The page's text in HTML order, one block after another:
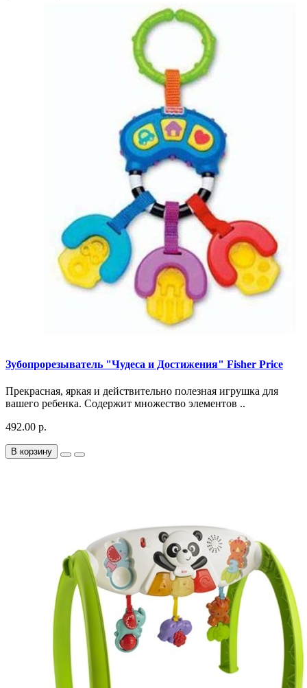
Зубопрорезыватель "Чудеса и Достижения" Fisher Price
Прекрасная, яркая и дейcтвительно полезная игрушка для
вашего ребенка. Содержит множество элементов ..
492.00 р.
В корзину